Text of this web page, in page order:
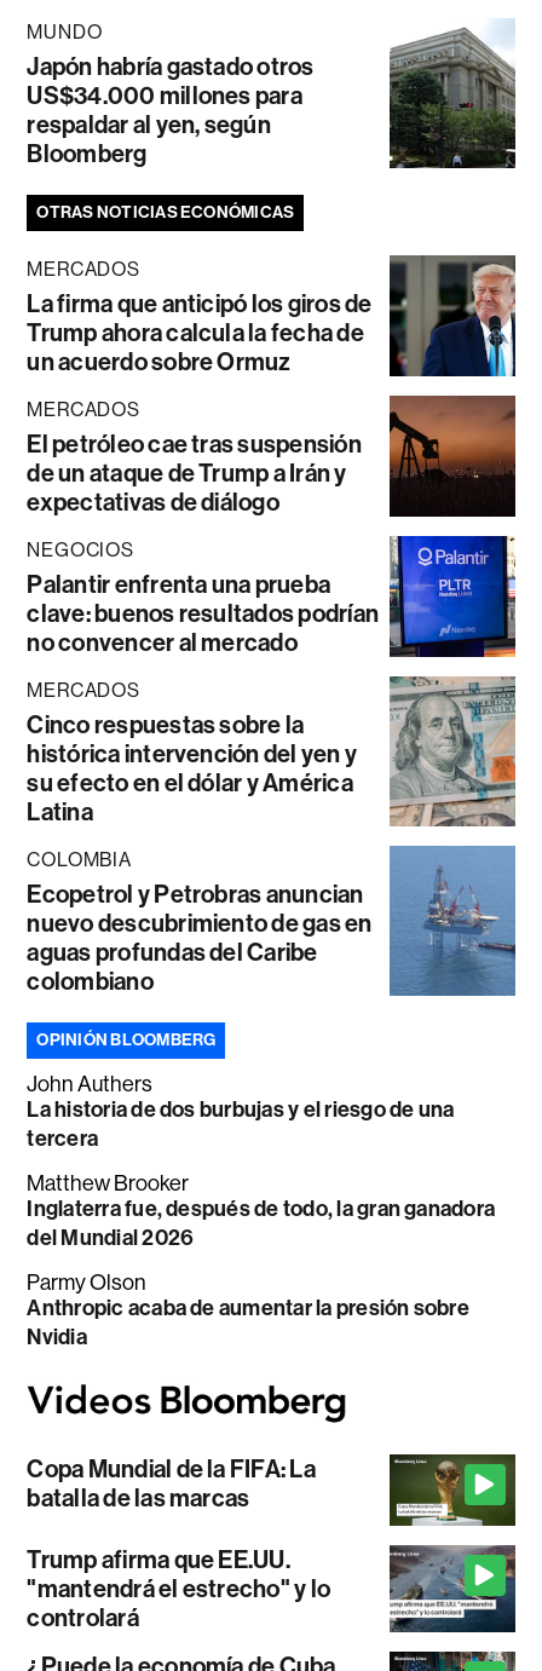
MUNDO
Japón habría gastado otros
US$34.000 millones para
respaldar al yen, según
Bloomberg
OTRAS NOTICIAS ECONÓMICAS
MERCADOS
La firma que anticipó los giros de
Trump ahora calcula la fecha de
un acuerdo sobre Ormuz
MERCADOS
El petróleo cae tras suspensión
de un ataque de Trump a Irán y
expectativas de diálogo
NEGOCIOS
Palantir enfrenta una prueba
clave: buenos resultados podrían
no convencer al mercado
MERCADOS
Cinco respuestas sobre la
histórica intervención del yen y
su efecto en el dólar y América
Latina
COLOMBIA
Ecopetrol y Petrobras anuncian
nuevo descubrimiento de gas en
aguas profundas del Caribe
colombiano
OPINIÓN BLOOMBERG
John Authers
La historia de dos burbujas y el riesgo de una
tercera
Matthew Brooker
Inglaterra fue, después de todo, la gran ganadora
del Mundial 2026
Parmy Olson
Anthropic acaba de aumentar la presión sobre
Nvidia
Copa Mundial de la FIFA: La
batalla de las marcas
Trump afirma que EE.UU.
"mantendrá el estrecho" y lo
controlará